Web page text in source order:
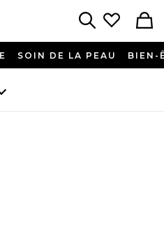
SOIN DE LA PEAU BIEN-
LES YEUX EYE DETOX